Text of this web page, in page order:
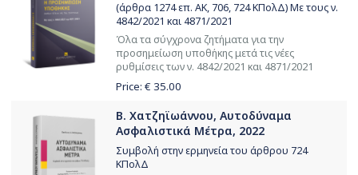
(άρθρα 1274 επ. ΑΚ, 706, 724 ΚΠολΔ) Με τους ν.
4842/2021 και 4871/2021
Όλα τα σύγχρονα ζητήματα για την
προσημείωση υποθήκης μετά τις νέες
ρυθμίσεις των ν. 4842/2021 και 4871/2021
Price: € 35.00
Β. Χατζηϊωάννου, Αυτοδύναμα
Ασφαλιστικά Μέτρα, 2022
Συμβολή στην ερμηνεία του άρθρου 724
ΚΠολΔ